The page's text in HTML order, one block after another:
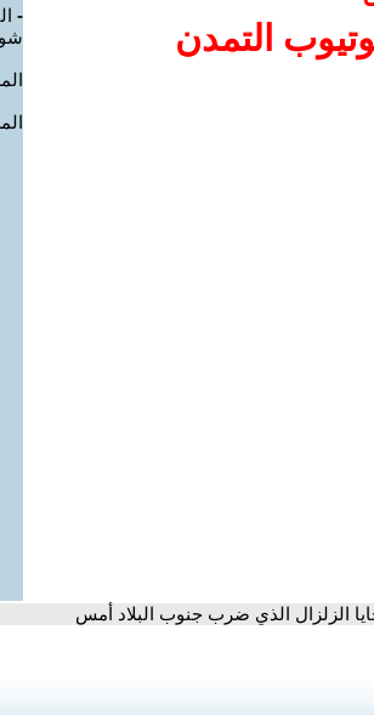
التمدن
-
الزلزال الذي ضرب جنوب البلاد أمس